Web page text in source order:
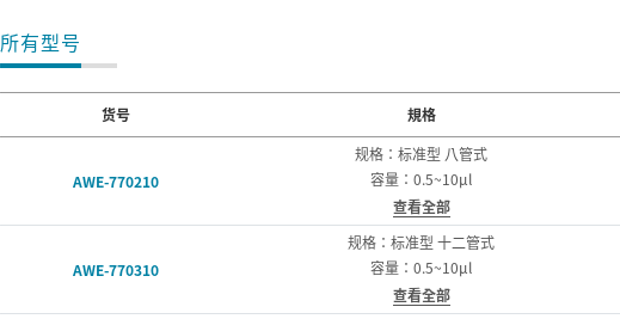
所有型号
货号 規格
AWE-770210
规格：标准型 八管式
容量：0.5~10µl
查看全部
AWE-770310
规格：标准型 十二管式
容量：0.5~10µl
查看全部